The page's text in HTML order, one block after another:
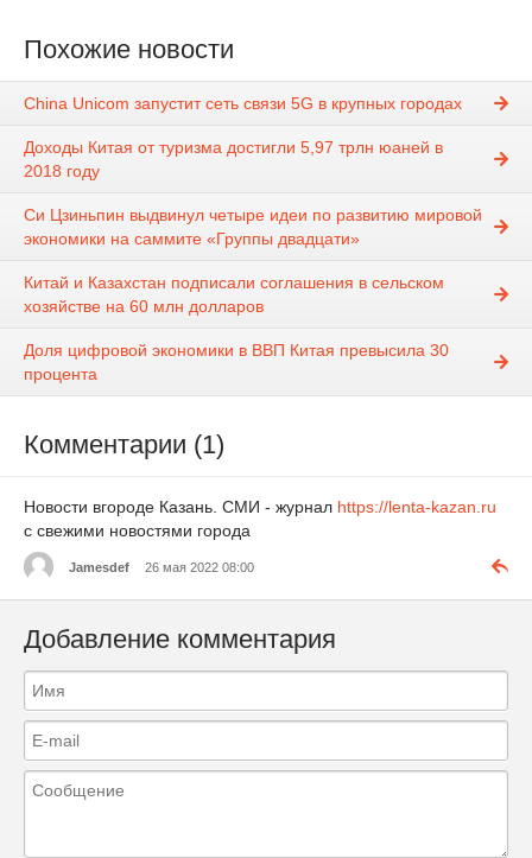
Похожие новости
China Unicom запустит сеть связи 5G в крупных городах
Доходы Китая от туризма достигли 5,97 трлн юаней в
2018 году
Си Цзиньпин выдвинул четыре идеи по развитию мировой
экономики на саммите «Группы двадцати»
Китай и Казахстан подписали соглашения в сельском
хозяйстве на 60 млн долларов
Доля цифровой экономики в ВВП Китая превысила 30
процента
Комментарии (1)
Новости вгороде Казань. СМИ - журнал https://lenta-kazan.ru
с свежими новостями города
Jamesdef 26 мая 2022 08:00
Добавление комментария